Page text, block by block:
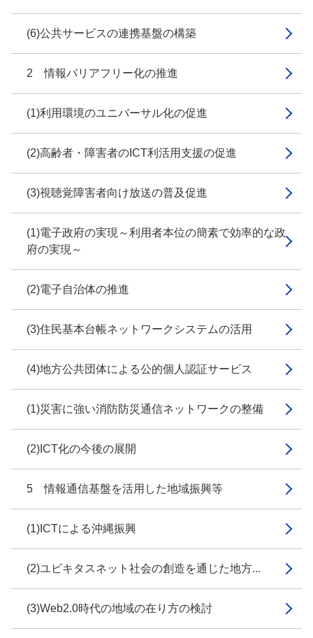
(6)公共サービスの連携基盤の構築
2 情報バリアフリー化の推進
(1)利用環境のユニバーサル化の促進
(2)高齢者・障害者のICT利活用支援の促進
(3)視聴覚障害者向け放送の普及促進
(1)電子政府の実現～利用者本位の簡素で効率的な政
府の実現～
(2)電子自治体の推進
(3)住民基本台帳ネットワークシステムの活用
(4)地方公共団体による公的個人認証サービス
(1)災害に強い消防防災通信ネットワークの整備
(2)ICT化の今後の展開
5 情報通信基盤を活用した地域振興等
(1)ICTによる沖縄振興
(2)ユビキタスネット社会の創造を通じた地方...
(3)Web2.0時代の地域の在り方の検討